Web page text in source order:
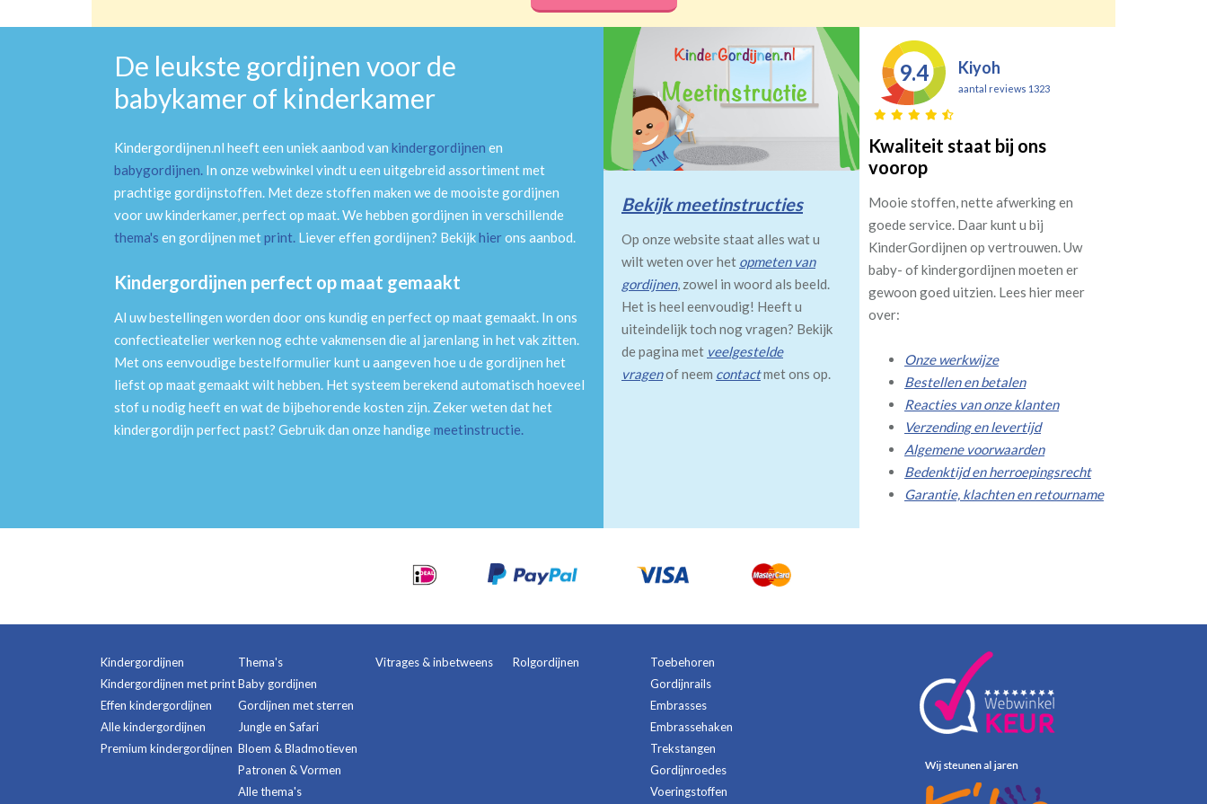
De leukste gordijnen voor de
babykamer of kinderkamer
Kindergordijnen.nl heeft een uniek aanbod van kindergordijnen en
babygordijnen. In onze webwinkel vindt u een uitgebreid assortiment met
prachtige gordijnstoffen. Met deze stoffen maken we de mooiste gordijnen
voor uw kinderkamer, perfect op maat. We hebben gordijnen in verschillende
thema's en gordijnen metprint. Liever effen gordijnen? Bekijkhierons aanbod.
Kindergordijnen perfect op maat gemaakt
Al uw bestellingen worden door ons kundig en perfect op maat gemaakt. In ons
confectieatelier werken nog echte vakmensen die al jarenlang in het vak zitten.
Met ons eenvoudige bestelformulier kunt u aangeven hoe u de gordijnen het
liefst op maat gemaakt wilt hebben. Het systeem berekend automatisch hoeveel
stof u nodig heeft en wat de bijbehorende kosten zijn. Zeker weten dat het
kindergordijn perfect past? Gebruik dan onze handigemeetinstructie.
Bekijk meetinstructies
Op onze website staat alles wat u
wilt weten over het opmeten van
gordijnen, zowel in woord als beeld.
Het is heel eenvoudig! Heeft u
uiteindelijk toch nog vragen? Bekijk
de pagina met veelgestelde
vragenof neem contactmet ons op.
9.4 Kiyoh
aantal reviews 1323
Kwaliteit staat bij ons
voorop
Mooie stoffen, nette afwerking en
goede service. Daar kunt u bij
KinderGordijnen op vertrouwen. Uw
baby- of kindergordijnen moeten er
gewoon goed uitzien. Lees hier meer
over:
Onze werkwijze
Bestellen en betalen
Reacties van onze klanten
Verzending en levertijd
Algemene voorwaarden
Bedenktijd en herroepingsrecht
Garantie, klachten en retourname
Kindergordijnen
Kindergordijnen met print
Effen kindergordijnen
Alle kindergordijnen
Premium kindergordijnen
Thema's
Baby gordijnen
Gordijnen met sterren
Jungle en Safari
Bloem & Bladmotieven
Patronen & Vormen
Alle thema's
Vitrages & inbetweens Rolgordijnen
Toebehoren
Gordijnrails
Embrasses
Embrassehaken
Trekstangen
Gordijnroedes
Voeringstoffen